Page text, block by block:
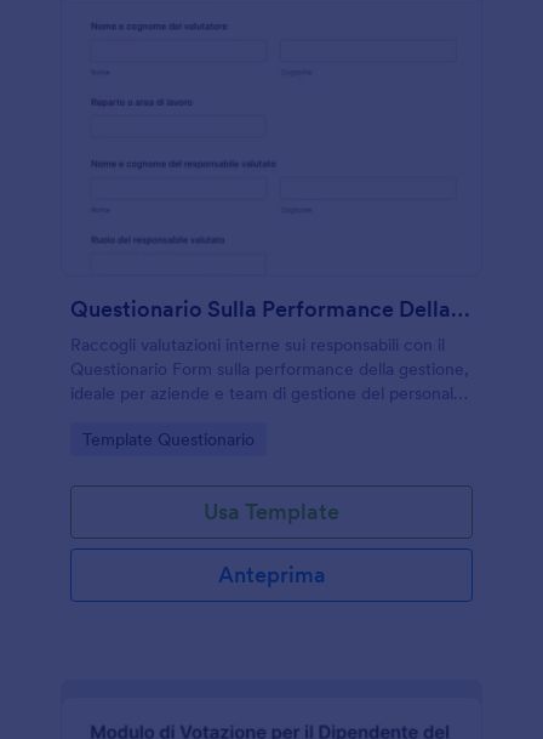
Questionario Sulla Performance Della Gestione
Raccogli valutazioni interne sui responsabili con il
Questionario Form sulla performance della gestione,
ideale per aziende e team di gestione del personale
e aree di miglioramento.
Go to Category:
Template Questionario
Usa Template
Anteprima